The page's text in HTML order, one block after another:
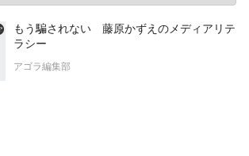
もう騙されない 藤原かずえのメディアリテ
ラシー
アゴラ編集部